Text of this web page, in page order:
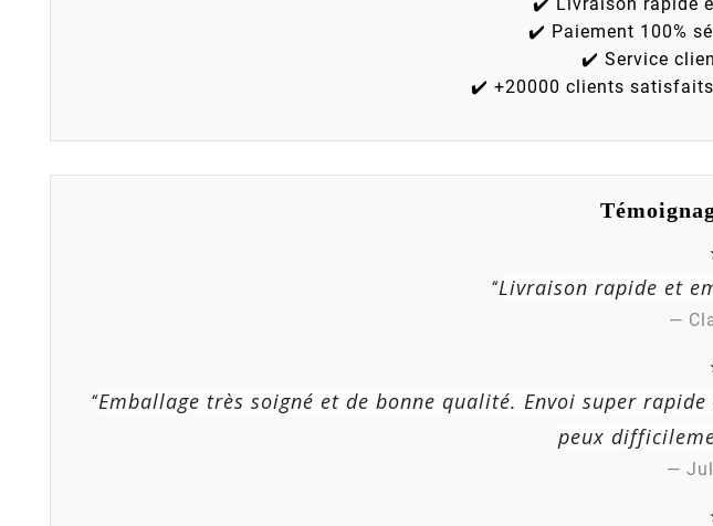
✔️ Paiement 100%
✔️ Service
✔️ +20000 clients
“Livraison rapide et
—
“Emballage très soigné et de bonne qualité. Envoi super
peux
—